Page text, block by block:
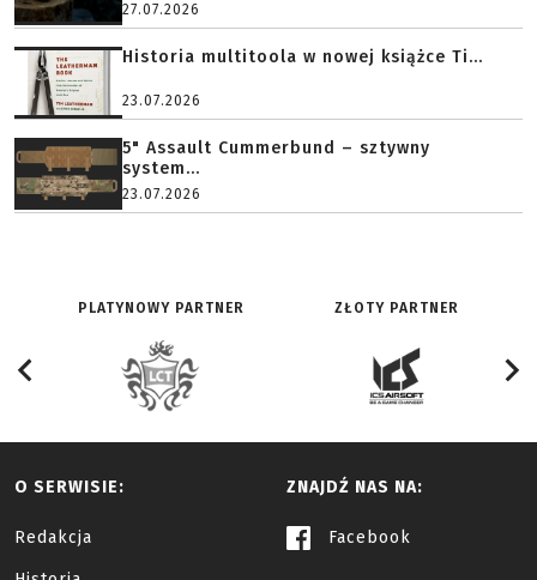
27.07.2026
Historia multitoola w nowej książce Ti...
23.07.2026
5" Assault Cummerbund – sztywny
system...
23.07.2026
PLATYNOWY PARTNER ZŁOTY PARTNER
O SERWISIE:
Redakcja
ZNAJDŹ NAS NA:
Facebook